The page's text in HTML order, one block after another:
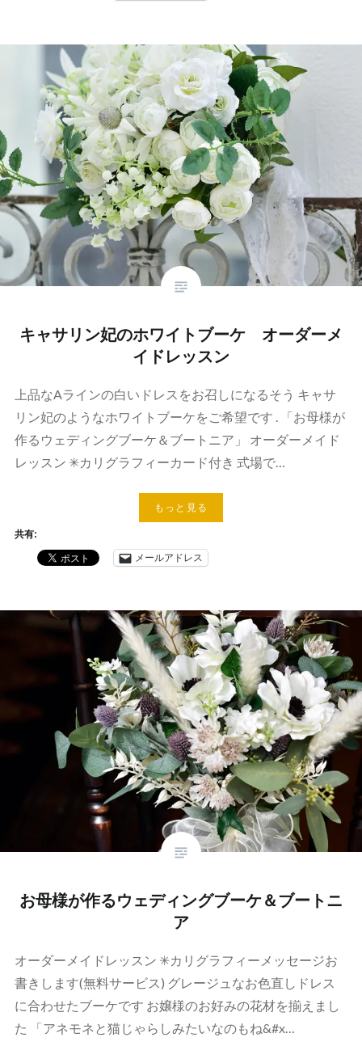
キャサリン妃のホワイトブーケ オーダーメ
イドレッスン
上品なAラインの白いドレスをお召しになるそう キャサ
リン妃のようなホワイトブーケをご希望です . 「お母様が
作るウェディングブーケ＆ブートニア」 オーダーメイド
レッスン ✳︎カリグラフィーカード付き 式場で…
もっと見る
共有:
メールアドレス
お母様が作るウェディングブーケ＆ブートニ
ア
オーダーメイドレッスン ✳︎カリグラフィーメッセージお
書きします(無料サービス) グレージュなお色直しドレス
に合わせたブーケです お嬢様のお好みの花材を揃えまし
た 「アネモネと猫じゃらしみたいなのもね&#x…